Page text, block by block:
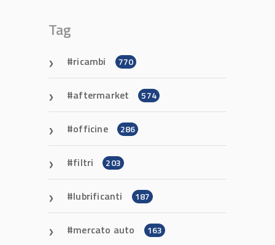
Tag
ricambi 770
aftermarket 574
officine 286
filtri 203
lubrificanti 187
mercato auto 163